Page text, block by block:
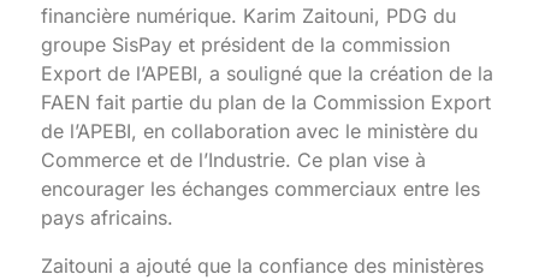
financière numérique. Karim Zaitouni, PDG du
groupe SisPay et président de la commission
Export de l’APEBI, a souligné que la création de la
FAEN fait partie du plan de la Commission Export
de l’APEBI, en collaboration avec le ministère du
Commerce et de l’Industrie. Ce plan vise à
encourager les échanges commerciaux entre les
pays africains.
Zaitouni a ajouté que la confiance des ministères